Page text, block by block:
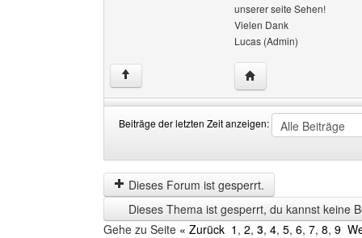
unserer seite Sehen!
Vielen Dank
Lucas (Admin)
↑ Website dieses
Beiträge der letzten Zeit anzeigen:
der
letzten
Zeit
anzeigen
by
Dieses Forum ist gesperrt.
Dieses Thema ist gesperrt, du kannst keine
Gehe zu Seite « Zurück 1 , 2, 3, 4, 5, 6, 7, 8, 9